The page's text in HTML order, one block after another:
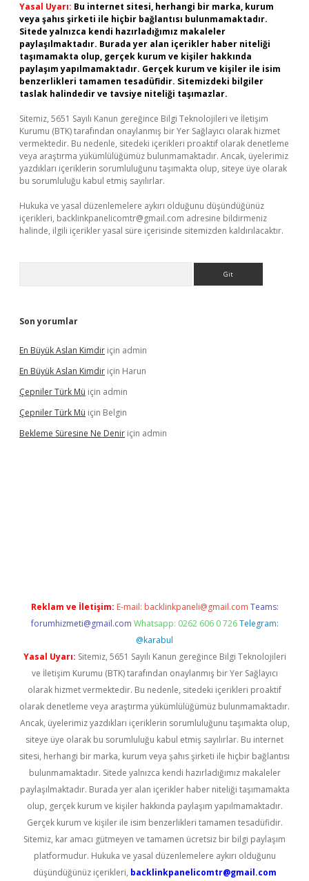
Yasal Uyarı: Bu internet sitesi, herhangi bir marka, kurum
veya şahıs şirketi ile hiçbir bağlantısı bulunmamaktadır.
Sitede yalnızca kendi hazırladığımız makaleler
paylaşılmaktadır. Burada yer alan içerikler haber niteliği
taşımamakta olup, gerçek kurum ve kişiler hakkında
paylaşım yapılmamaktadır. Gerçek kurum ve kişiler ile isim
benzerlikleri tamamen tesadüfidir. Sitemizdeki bilgiler
taslak halindedir ve tavsiye niteliği taşımazlar.
Sitemiz, 5651 Sayılı Kanun gereğince Bilgi Teknolojileri ve İletişim
Kurumu (BTK) tarafından onaylanmış bir Yer Sağlayıcı olarak hizmet
vermektedir. Bu nedenle, sitedeki içerikleri proaktif olarak denetleme
veya araştırma yükümlülüğümüz bulunmamaktadır. Ancak, üyelerimiz
yazdıkları içeriklerin sorumluluğunu taşımakta olup, siteye üye olarak
bu sorumluluğu kabul etmiş sayılırlar.
Hukuka ve yasal düzenlemelere aykırı olduğunu düşündüğünüz
içerikleri, backlinkpanelicomtr@gmail.com adresine bildirmeniz
halinde, ilgili içerikler yasal süre içerisinde sitemizden kaldırılacaktır.
Son yorumlar
En Büyük Aslan Kimdir için admin
En Büyük Aslan Kimdir için Harun
Çepniler Türk Mü için admin
Çepniler Türk Mü için Belgin
Bekleme Süresine Ne Denir için admin
Reklam ve İletişim: E-mail: backlinkpaneli@gmail.com Teams:
forumhizmeti@gmail.com Whatsapp: 0262 606 0 726 Telegram:
@karabul
Yasal Uyarı: Sitemiz, 5651 Sayılı Kanun gereğince Bilgi Teknolojileri
ve İletişim Kurumu (BTK) tarafından onaylanmış bir Yer Sağlayıcı
olarak hizmet vermektedir. Bu nedenle, sitedeki içerikleri proaktif
olarak denetleme veya araştırma yükümlülüğümüz bulunmamaktadır.
Ancak, üyelerimiz yazdıkları içeriklerin sorumluluğunu taşımakta olup,
siteye üye olarak bu sorumluluğu kabul etmiş sayılırlar. Bu internet
sitesi, herhangi bir marka, kurum veya şahıs şirketi ile hiçbir bağlantısı
bulunmamaktadır. Sitede yalnızca kendi hazırladığımız makaleler
paylaşılmaktadır. Burada yer alan içerikler haber niteliği taşımamakta
olup, gerçek kurum ve kişiler hakkında paylaşım yapılmamaktadır.
Gerçek kurum ve kişiler ile isim benzerlikleri tamamen tesadüfidir.
Sitemiz, kar amacı gütmeyen ve tamamen ücretsiz bir bilgi paylaşım
platformudur. Hukuka ve yasal düzenlemelere aykırı olduğunu
düşündüğünüz içerikleri, backlinkpanelicomtr@gmail.com